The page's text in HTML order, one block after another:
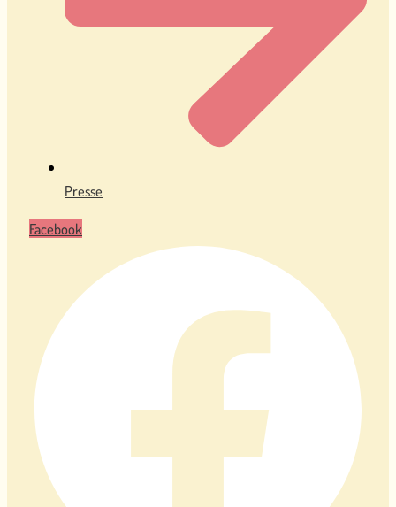
Presse
Facebook